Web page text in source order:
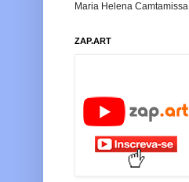
Maria Helena Camtamissa
ZAP.ART